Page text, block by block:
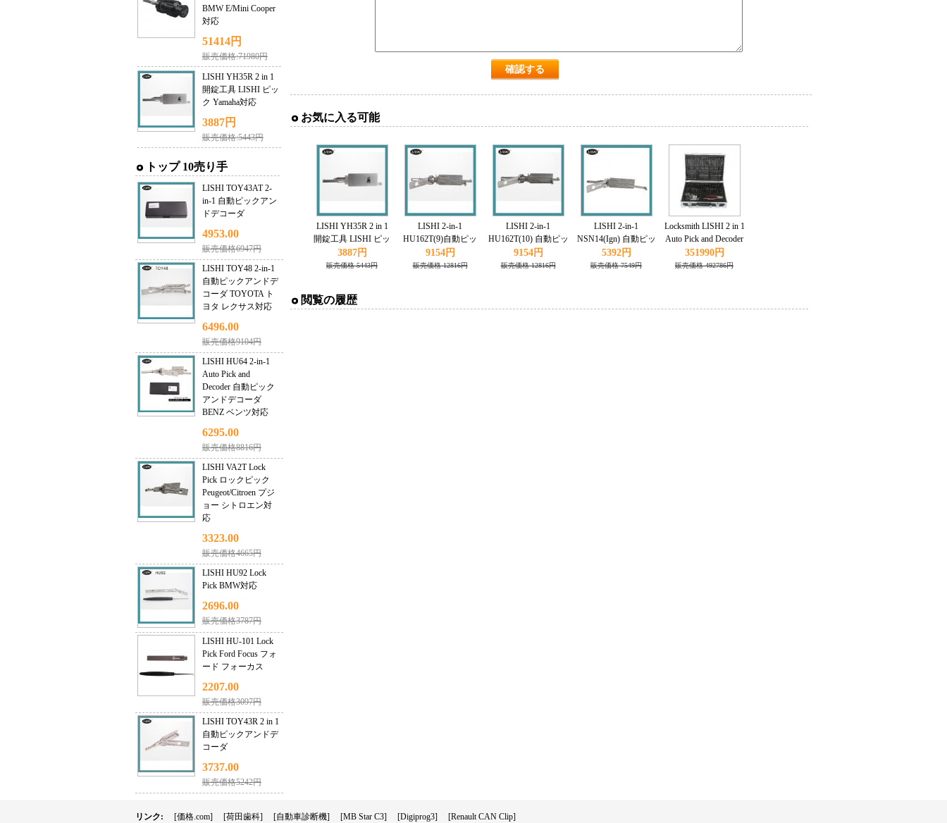
BMW E/Mini Cooper
対応
51414円
販売価格:71980円
LISHI YH35R 2 in 1
開錠工具 LISHI ピッ
ク Yamaha対応
3887円
販売価格:5443円
トップ 10売り手
LISHI TOY43AT 2-
in-1 自動ピックアン
ドデコーダ
4953.00
販売価格6947円
LISHI TOY48 2-in-1
自動ピックアンドデ
コーダ TOYOTA ト
ヨタ レクサス対応
6496.00
販売価格9104円
LISHI HU64 2-in-1
Auto Pick and
Decoder 自動ピック
アンドデコーダ
BENZ ベンツ対応
6295.00
販売価格8816円
LISHI VA2T Lock
Pick ロックピック
Peugeot/Citroen プジ
ョー シトロエン対
応
3323.00
販売価格4665円
LISHI HU92 Lock
Pick BMW対応
2696.00
販売価格3787円
LISHI HU-101 Lock
Pick Ford Focus フォ
ード フォーカス
2207.00
販売価格3097円
LISHI TOY43R 2 in 1
自動ピックアンドデ
コーダ
3737.00
販売価格5242円
お気に入る可能
LISHI YH35R 2 in 1
開錠工具 LISHI ピッ
ク Yamaha対応
3887円
販売価格 5443円
LISHI 2-in-1
HU162T(9)自動ピッ
クとデコーダ VW 対
応
9154円
販売価格 12816円
LISHI 2-in-1
HU162T(10) 自動ピッ
クとデコーダAudi対
応
9154円
販売価格 12816円
LISHI 2-in-1
NSN14(Ign) 自動ピッ
クとデコーダ Nissan
対応
5392円
販売価格 7549円
Locksmith LISHI 2 in 1
Auto Pick and Decoder
Kit 77pcs/set
351990円
販売価格 492786円
閲覧の履歴
リンク: [価格.com] [荷田歯科] [自動車診断機] [MB Star C3] [Digiprog3] [Renault CAN Clip]